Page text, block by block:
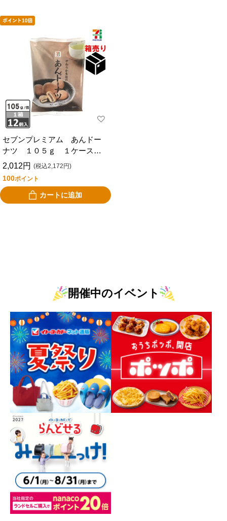
セブンプレミアム あんドー
ナツ １０５ｇ １ケース１
２個入り
2,012円 (税込2,172円)
100ポイント
カートに追加
開催中のイベント